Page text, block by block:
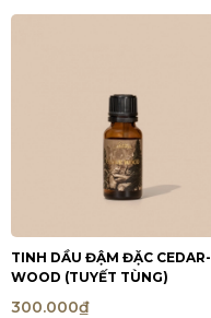
TINH DẦU ĐẬM ĐẶC CEDAR-
WOOD (TUYẾT TÙNG)
300.000₫